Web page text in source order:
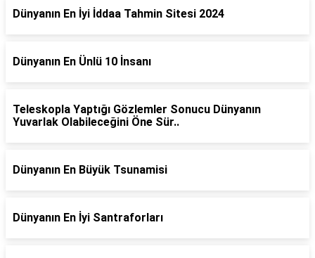
Dünyanın En İyi İddaa Tahmin Sitesi 2024
Dünyanın En Ünlü 10 İnsanı
Teleskopla Yaptığı Gözlemler Sonucu Dünyanın
Yuvarlak Olabileceğini Öne Sür..
Dünyanın En Büyük Tsunamisi
Dünyanın En İyi Santraforları